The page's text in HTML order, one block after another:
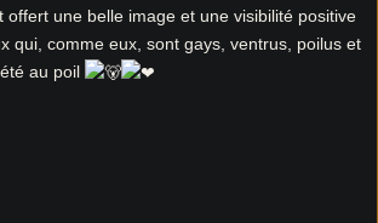
offert une belle image et une visibilité positive
qui, comme eux, sont gays, ventrus, poilus et
au poil